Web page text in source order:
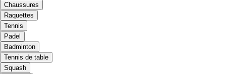
Chaussures
Raquettes
Tennis
Padel
Badminton
Tennis de table
Squash